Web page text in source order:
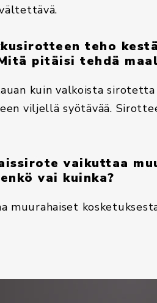
teho
pitäisi tehdä
kuin valkoista sirotetta
viljellä syötävää.
vaikuttaa
vai kuinka?
muurahaiset